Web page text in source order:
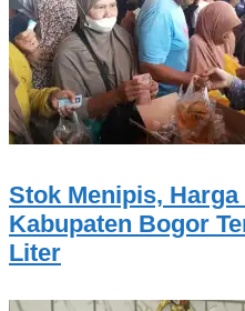
Stok Menipis,
Kabupaten Bogor
Liter